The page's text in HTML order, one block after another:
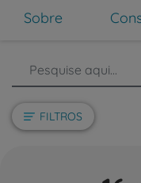
Sobre
FILTROS